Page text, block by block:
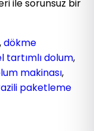
ile sorunsuz bir
,dökme
tartımlı dolum,
makinası,
paketleme